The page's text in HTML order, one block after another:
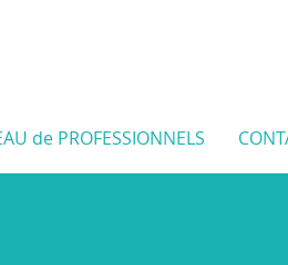
de PROFESSIONNELS